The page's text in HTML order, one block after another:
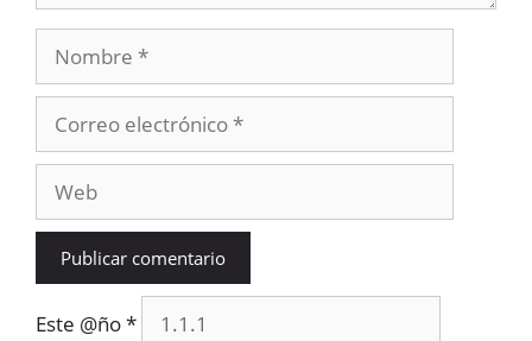
Nombre
electrónico
Este @ño*